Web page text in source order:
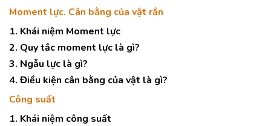
Moment lực. Cân bằng của vật rắn
1. Khái niệm Moment lực
2. Quy tắc moment lực là gì?
3. Ngẫu lực là gì?
4. Điều kiện cân bằng của vật là gì?
Công suất
1. Khái niệm công suất